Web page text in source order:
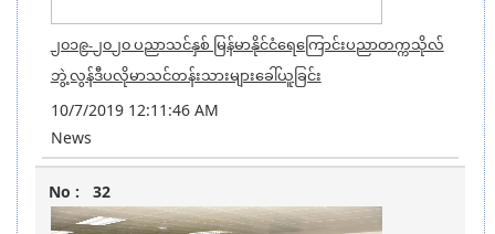
၂၀၁၉-၂၀၂၀ ပညာသင်နှစ် မြန်မာနိုင်ငံရေကြောင်းပညာတက္ကသိုလ်
ဘွဲ့လွန်ဒီပလိုမာသင်တန်းသားများခေါ်ယူခြင်း
10/7/2019 12:11:46 AM
News
32